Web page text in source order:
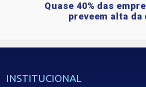
Quase 40% das
preveem alta
INSTITUCIONAL